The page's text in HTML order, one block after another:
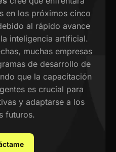
en los próximos cinco
al rápido avance
inteligencia artificial.
muchas empresas
de desarrollo de
que la capacitación
es crucial para
y adaptarse a los
futuros.